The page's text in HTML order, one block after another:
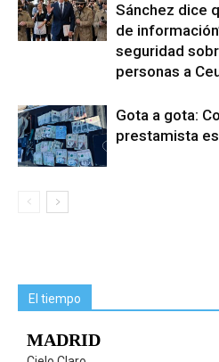
Sánchez dice
de
seguridad
personas a
Gota a gota:
prestamista
El tiempo
MADRID